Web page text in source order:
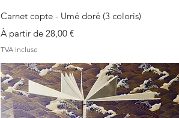
Aperçu rapide
Carnet copte - Umé doré (3 coloris)
À partir de 28,00 €
Prix promotionnel
TVA Incluse